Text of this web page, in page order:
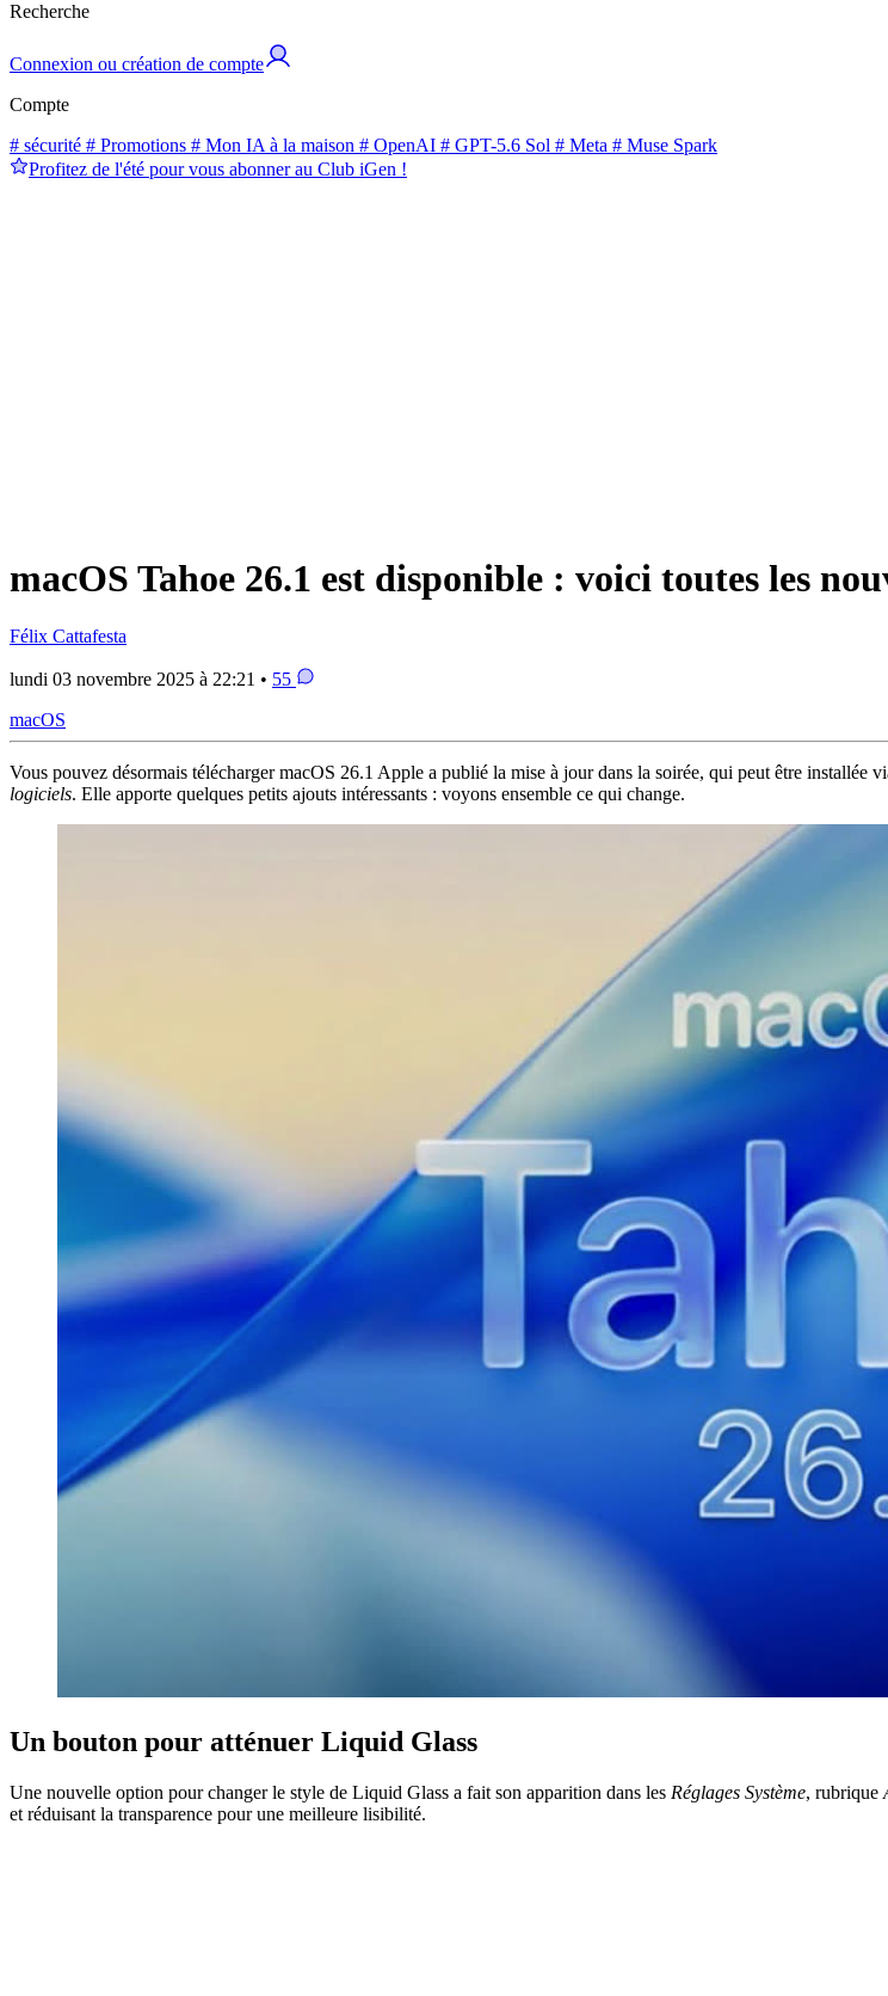
Recherche
Connexion ou création de compte
Compte
# sécurité # Promotions # Mon IA à la maison # OpenAI # GPT-5.6 Sol # Meta # Muse Spark
Profitez de l'été pour vous abonner au Club iGen !
macOS Tahoe 26.1 est disponible : voici toutes les
Félix Cattafesta
lundi 03 novembre 2025 à 22:21 • 55
macOS
Vous pouvez désormais télécharger macOS 26.1 Apple a publié la mise à jour dans la soirée, qui peut être installée
logiciels. Elle apporte quelques petits ajouts intéressants : voyons ensemble ce qui change.
Un bouton pour atténuer Liquid Glass
Une nouvelle option pour changer le style de Liquid Glass a fait son apparition dans les Réglages Système, rubrique
et réduisant la transparence pour une meilleure lisibilité.